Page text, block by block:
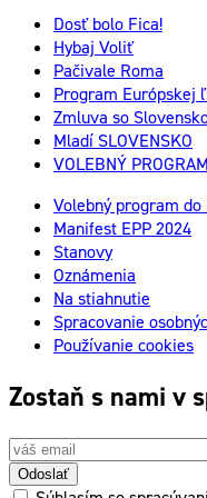
Dosť bolo Fica!
Hybaj Voliť
Pačivale Roma
Program Európskej
Zmluva so
Mladí SLOVENSKO
VOLEBNÝ
Volebný program do
Manifest EPP 2024
Stanovy
Oznámenia
Na stiahnutie
Spracovanie
Používanie cookies
Zostaň s nami v
Odoslať